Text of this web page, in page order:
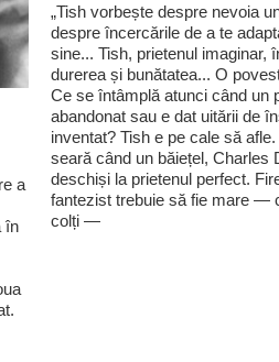
a
în
„Tish vorbește despre nevoia
despre încercările de a te
sine... Tish, prietenul imaginar,
durerea și bunătatea... O
Ce se întâmplă atunci când un
abandonat sau e dat uitării de
inventat? Tish e pe cale să
seară când un băiețel, Charles
deschiși la prietenul perfect.
fantezist trebuie să fie mare —
colți —